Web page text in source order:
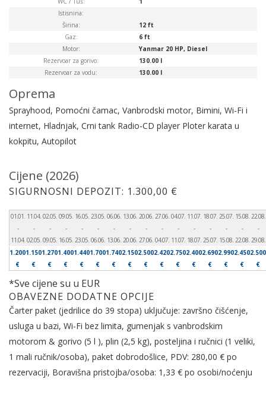
Istisnina:
Širina:
12 ft
Gaz:
6 ft
Motor:
Yanmar 20 HP, Diesel
Rezervoar za gorivo:
130.00 l
Rezervoar za vodu:
130.00 l
Oprema
Sprayhood, Pomoćni čamac, Vanbrodski motor, Bimini, Wi-Fi i
internet, Hladnjak, Crni tank Radio-CD player Ploter karata u
kokpitu, Autopilot
Cijene (2026)
SIGURNOSNI DEPOZIT: 1.300,00 €
01.01.
-
11.04.
11.04.
-
02.05.
02.05.
-
09.05.
09.05.
-
16.05.
16.05.
-
23.05.
23.05.
-
06.06.
06.06.
-
13.06.
13.06.
-
20.06.
20.06.
-
27.06.
27.06.
-
04.07.
04.07.
-
11.07.
11.07.
-
18.07.
18.07.
-
25.07.
25.07.
-
15.08.
15.08.
-
22.08.
22.08.
-
29.08.
1.200
€
1.150
€
1.270
€
1.400
€
1.440
€
1.700
€
1.740
€
2.150
€
2.500
€
2.420
€
2.750
€
2.400
€
2.690
€
2.990
€
2.450
€
2.500
€
*Sve cijene su u EUR
OBAVEZNE DODATNE OPCIJE
Čarter paket (jedrilice do 39 stopa) uključuje: završno čišćenje,
usluga u bazi, Wi-Fi bez limita, gumenjak s vanbrodskim
motorom & gorivo (5 l ), plin (2,5 kg), posteljina i ručnici (1 veliki,
1 mali ručnik/osoba), paket dobrodošlice, PDV: 280,00 € po
rezervaciji, Boravišna pristojba/osoba: 1,33 € po osobi/noćenju